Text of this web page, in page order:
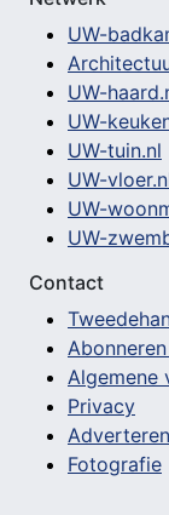
UW-
UW-
UW-
UW-tuin.nl
UW-
UW-
UW-
Contact
Algemene
Privacy
Adverteren
Fotografie